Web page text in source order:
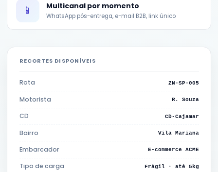
📱 Multicanal por momento
WhatsApp pós-entrega, e-mail B2B, link único
RECORTES DISPONÍVEIS
Rota ZN-SP-005
Motorista R. Souza
CD CD-Cajamar
Bairro Vila Mariana
Embarcador E-commerce ACME
Tipo de carga Frágil · até 5kg